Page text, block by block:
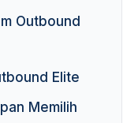
Outbound
Elite
Memilih